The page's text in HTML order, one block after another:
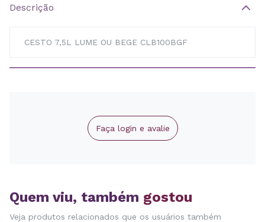
Descrição
CESTO 7,5L LUME OU BEGE CLB100BGF
Faça login e avalie
Quem viu, também gostou
Veja produtos relacionados que os usuários também